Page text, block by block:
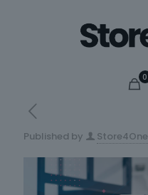
0
Published by Store4One